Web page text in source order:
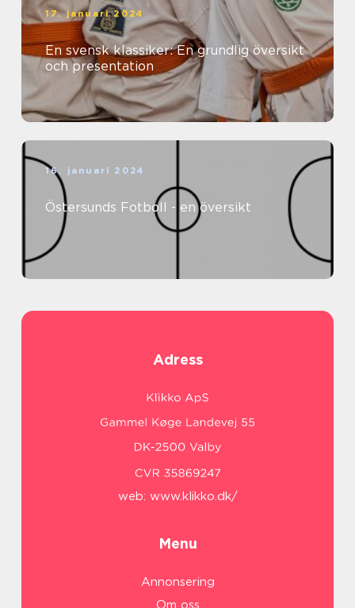
17. januari 2024
En svensk klassiker: En grundlig översikt
och presentation
16. januari 2024
Östersunds Fotboll - en översikt
Adress
web: www.klikko.dk/
Menu
Annonsering
Om oss